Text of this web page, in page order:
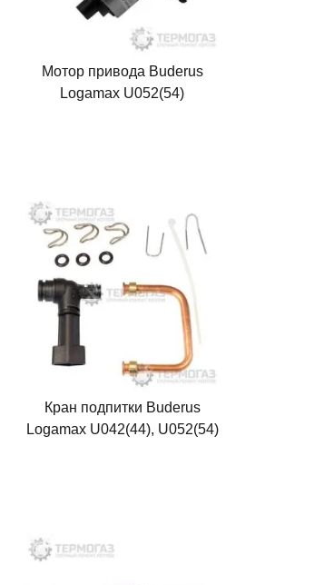
Мотор привода Buderus
Logamax U052(54)
Кран подпитки Buderus
Logamax U042(44), U052(54)